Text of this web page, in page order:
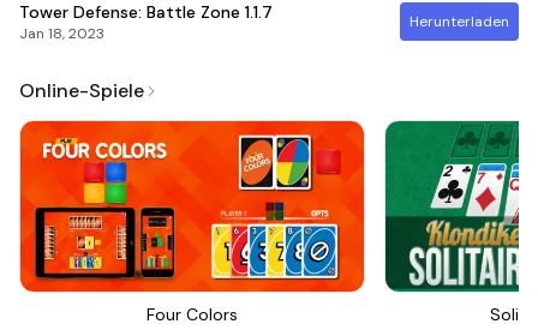
Tower Defense: Battle Zone 1.1.7
Jan 18, 2023
Herunterladen
Online-Spiele
Four Colors